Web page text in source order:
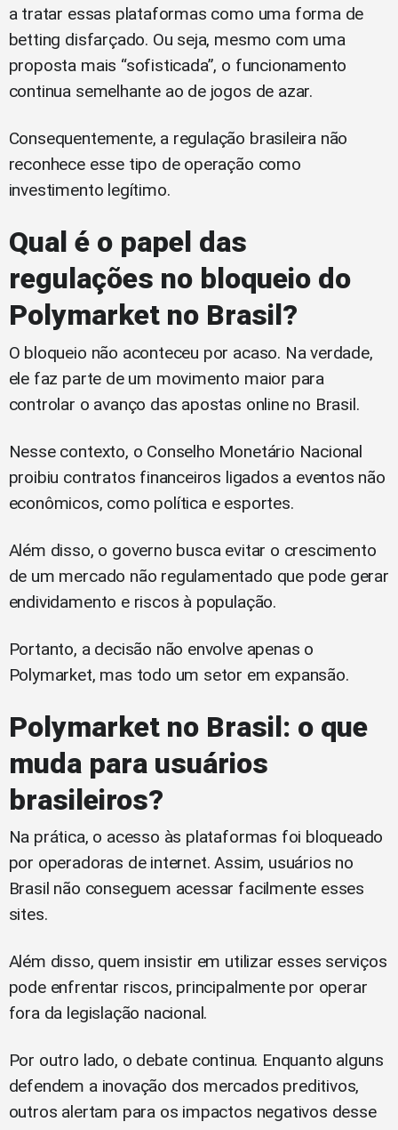
a tratar essas plataformas como uma forma de
betting disfarçado. Ou seja, mesmo com uma
proposta mais “sofisticada”, o funcionamento
continua semelhante ao de jogos de azar.
Consequentemente, a regulação brasileira não
reconhece esse tipo de operação como
investimento legítimo.
Qual é o papel das
regulações no bloqueio do
Polymarket no Brasil?
O bloqueio não aconteceu por acaso. Na verdade,
ele faz parte de um movimento maior para
controlar o avanço das apostas online no Brasil.
Nesse contexto, o Conselho Monetário Nacional
proibiu contratos financeiros ligados a eventos não
econômicos, como política e esportes.
Além disso, o governo busca evitar o crescimento
de um mercado não regulamentado que pode gerar
endividamento e riscos à população.
Portanto, a decisão não envolve apenas o
Polymarket, mas todo um setor em expansão.
Polymarket no Brasil: o que
muda para usuários
brasileiros?
Na prática, o acesso às plataformas foi bloqueado
por operadoras de internet. Assim, usuários no
Brasil não conseguem acessar facilmente esses
sites.
Além disso, quem insistir em utilizar esses serviços
pode enfrentar riscos, principalmente por operar
fora da legislação nacional.
Por outro lado, o debate continua. Enquanto alguns
defendem a inovação dos mercados preditivos,
outros alertam para os impactos negativos desse